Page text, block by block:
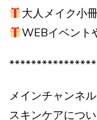
大人メイク小
WEBイベント
****************
メインチャンネ
スキンケアにつ